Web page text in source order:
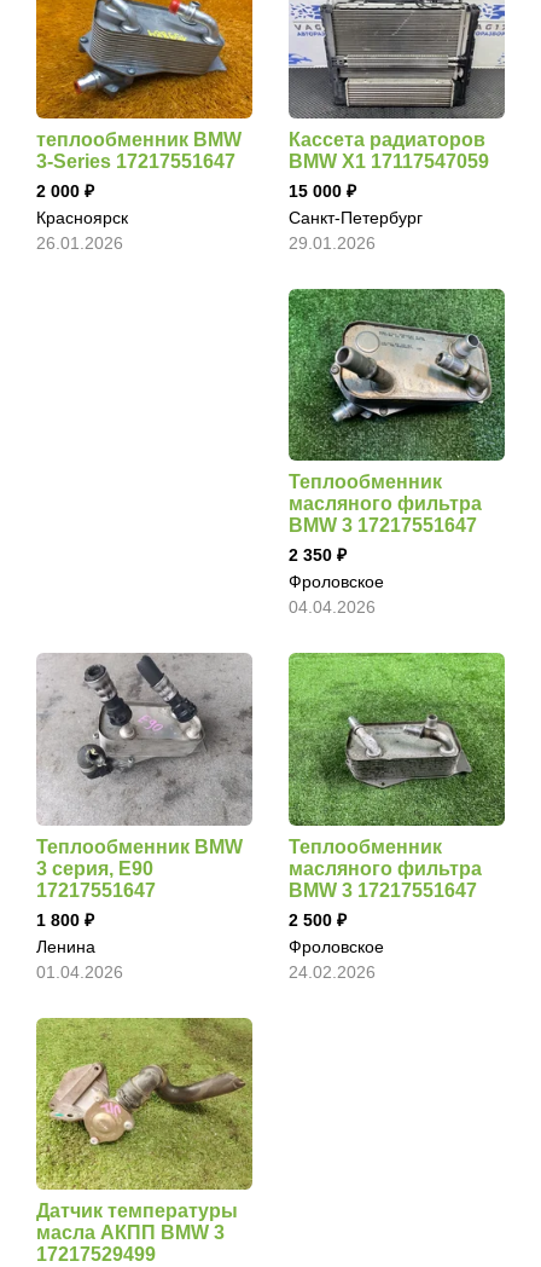
теплообменник BMW
3-Series 17217551647
2 000
Красноярск
26.01.2026
Кассета радиаторов
BMW X1 17117547059
15 000
Санкт-Петербург
29.01.2026
Теплообменник
масляного фильтра
BMW 3 17217551647
2 350
Фроловское
04.04.2026
Теплообменник BMW
3 серия, E90
17217551647
1 800
Ленина
01.04.2026
Теплообменник
масляного фильтра
BMW 3 17217551647
2 500
Фроловское
24.02.2026
Датчик температуры
масла АКПП BMW 3
17217529499